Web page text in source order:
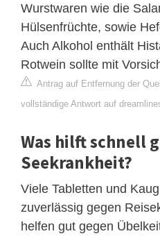
Wurstwaren wie die
Hülsenfrüchte, sowie
Auch Alkohol enthält
Rotwein sollte mit
Antrag auf Entfernung der
vollständige Antwort auf
Was hilft schnell
Seekrankheit?
Viele Tabletten und
zuverlässig gegen
helfen gut gegen